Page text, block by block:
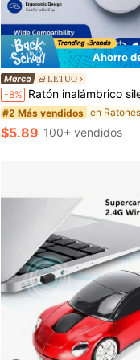
Ahorro
LETUO
-8% Ratón inalámbrico silencioso Lenovo 2.4G 1600DPI USB Ratón de oficina ergonómico ligero
#2 Más vendidos
¡Casi agotado!
#2 Más vendidos
¡Casi agotado!
#2 Más vendidos
¡Casi agotado!
#2 Más vendidos
¡Casi agotado!
$5.89 100+ vendidos